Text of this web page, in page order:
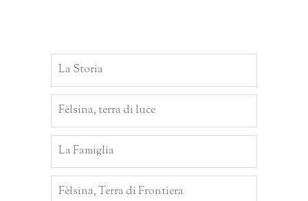
La Storia
Fèlsina, terra di luce
La Famiglia
Fèlsina, Terra di Frontiera